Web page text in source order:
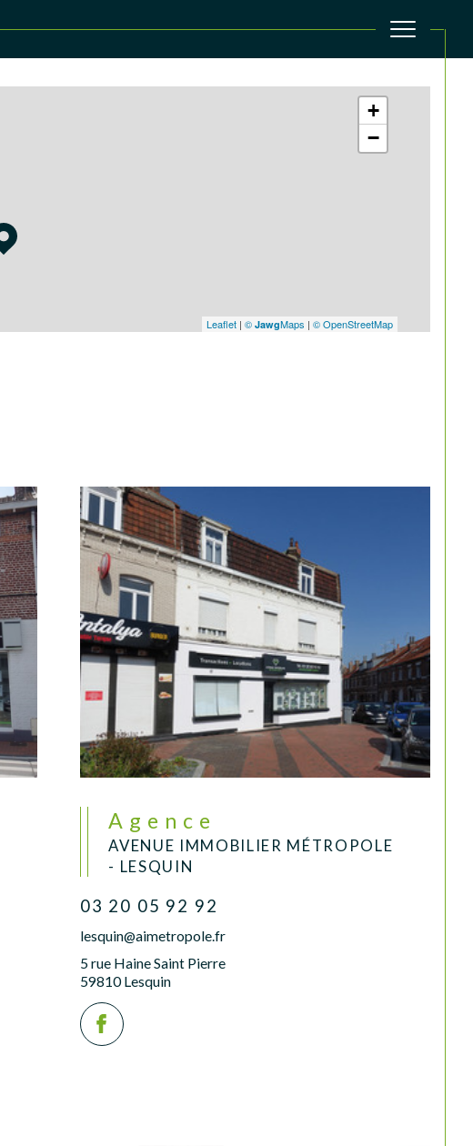
+
−
Leaflet| © JawgMaps | © OpenStreetMap
Agence
AVENUE IMMOBILIER MÉTROPOLE
- LESQUIN
03 20 05 92 92
lesquin@aimetropole.fr
5 rue Haine Saint Pierre
59810 Lesquin